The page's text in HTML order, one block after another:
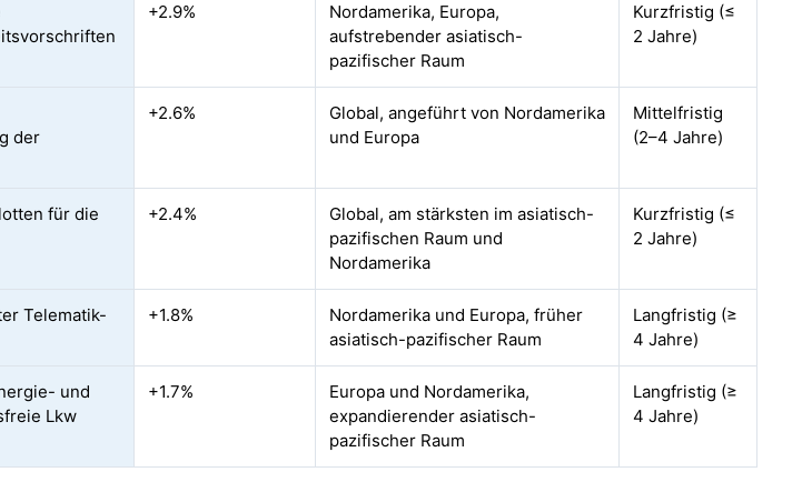
+2.9%
Nordamerika, Europa,
aufstrebender asiatisch-
pazifischer Raum
Kurzfristig (≤
2 Jahre)
der
+2.6%
Global, angeführt von Nordamerika
und Europa
Mittelfristig
(2–4 Jahre)
für die
+2.4%
Global, am stärksten im asiatisch-
pazifischen Raum und
Nordamerika
Kurzfristig (≤
2 Jahre)
Telematik-
+1.8%
Nordamerika und Europa, früher
asiatisch-pazifischer Raum
Langfristig (≥
4 Jahre)
und
Lkw
+1.7%
Europa und Nordamerika,
expandierender asiatisch-
pazifischer Raum
Langfristig (≥
4 Jahre)